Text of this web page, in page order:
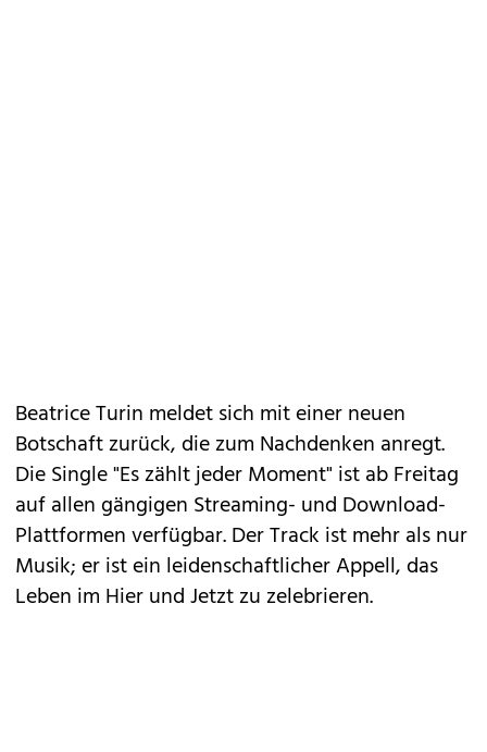
Beatrice Turin meldet sich mit einer neuen
Botschaft zurück, die zum Nachdenken anregt.
Die Single "Es zählt jeder Moment" ist ab Freitag
auf allen gängigen Streaming- und Download-
Plattformen verfügbar. Der Track ist mehr als nur
Musik; er ist ein leidenschaftlicher Appell, das
Leben im Hier und Jetzt zu zelebrieren.